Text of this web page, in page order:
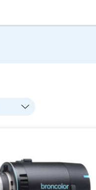
源箱是要求高拍摄量的影